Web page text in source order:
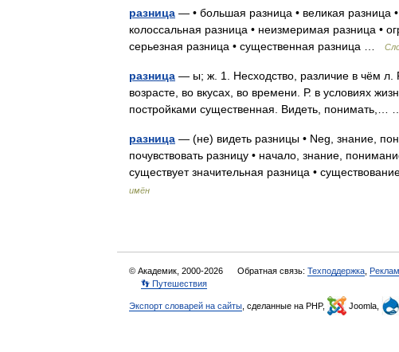
разница — • большая разница • великая разница
колоссальная разница • неизмеримая разница •
серьезная разница • существенная разница …
разница — ы; ж. 1. Несходство, различие в чём л.
возрасте, во вкусах, во времени. Р. в условиях
постройками существенная. Видеть, понимать,…
разница — (не) видеть разницы • Neg, знание,
почувствовать разницу • начало, знание,
существует значительная разница •
имён
© Академик, 2000-2026 Обратная связь: Техподдержка
👣 Путешествия
Экспорт словарей на сайты , сделанные на PHP, Joomla,